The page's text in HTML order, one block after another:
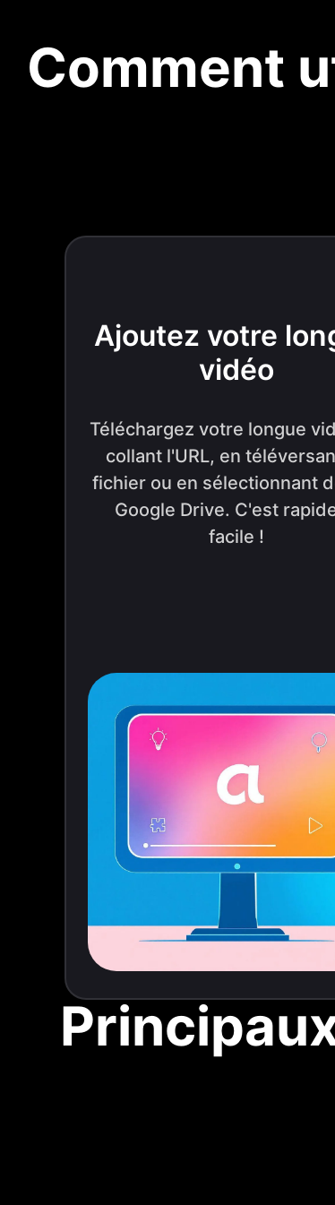
Comment
Ajoutez votre
vidéo
Téléchargez votre longue
collant l'URL, en
fichier ou en sélectionnant
Google Drive. C'est
facile !